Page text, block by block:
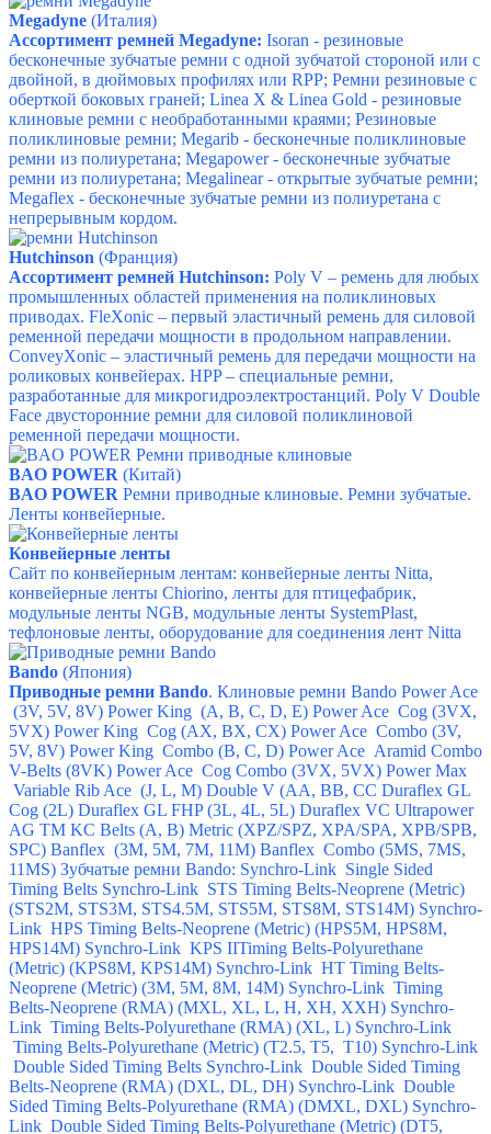
Megadyne (Италия)
Ассортимент ремней Megadyne: Isoran - резиновые
бесконечные зубчатые ремни с одной зубчатой стороной или с
двойной, в дюймовых профилях или RPP; Ремни резиновые с
оберткой боковых граней; Linea X & Linea Gold - резиновые
клиновые ремни с необработанными краями; Резиновые
поликлиновые ремни; Megarib - бесконечные поликлиновые
ремни из полиуретана; Megapower - бесконечные зубчатые
ремни из полиуретана; Megalinear - открытые зубчатые ремни;
Megaflex - бесконечные зубчатые ремни из полиуретана с
непрерывным кордом.
Hutchinson (Франция)
Ассортимент ремней Hutchinson: Poly V – ремень для любых
промышленных областей применения на поликлиновых
приводах. FleXonic – первый эластичный ремень для силовой
ременной передачи мощности в продольном направлении.
ConveyXonic – эластичный ремень для передачи мощности на
роликовых конвейерах. HPP – специальные ремни,
разработанные для микрогидроэлектростанций. Poly V Double
Face двусторонние ремни для силовой поликлиновой
ременной передачи мощности.
BAO POWER (Китай)
BAO POWER Ремни приводные клиновые. Ремни зубчатые.
Ленты конвейерные.
Конвейерные ленты
Сайт по конвейерным лентам: конвейерные ленты Nitta,
конвейерные ленты Chiorino, ленты для птицефабрик,
модульные ленты NGB, модульные ленты SystemPlast,
тефлоновые ленты, оборудование для соединения лент Nitta
Bando (Япония)
Приводные ремни Bando. Клиновые ремни Bando Power Ace
(3V, 5V, 8V) Power King (A, B, C, D, E) Power Ace Cog (3VX,
5VX) Power King Cog (AX, BX, CX) Power Ace Combo (3V,
5V, 8V) Power King Combo (B, C, D) Power Ace Aramid Combo
V-Belts (8VK) Power Ace Cog Combo (3VX, 5VX) Power Max
Variable Rib Ace (J, L, M) Double V (AA, BB, CC Duraflex GL
Cog (2L) Duraflex GL FHP (3L, 4L, 5L) Duraflex VC Ultrapower
AG TM KC Belts (A, B) Metric (XPZ/SPZ, XPA/SPA, XPB/SPB,
SPC) Banflex (3M, 5M, 7M, 11M) Banflex Combo (5MS, 7MS,
11MS) Зубчатые ремни Bando: Synchro-Link Single Sided
Timing Belts Synchro-Link STS Timing Belts-Neoprene (Metric)
(STS2M, STS3M, STS4.5M, STS5M, STS8M, STS14M) Synchro-
Link HPS Timing Belts-Neoprene (Metric) (HPS5M, HPS8M,
HPS14M) Synchro-Link KPS IITiming Belts-Polyurethane
(Metric) (KPS8M, KPS14M) Synchro-Link HT Timing Belts-
Neoprene (Metric) (3M, 5M, 8M, 14M) Synchro-Link Timing
Belts-Neoprene (RMA) (MXL, XL, L, H, XH, XXH) Synchro-
Link Timing Belts-Polyurethane (RMA) (XL, L) Synchro-Link
Timing Belts-Polyurethane (Metric) (T2.5, T5, T10) Synchro-Link
Double Sided Timing Belts Synchro-Link Double Sided Timing
Belts-Neoprene (RMA) (DXL, DL, DH) Synchro-Link Double
Sided Timing Belts-Polyurethane (RMA) (DMXL, DXL) Synchro-
Link Double Sided Timing Belts-Polyurethane (Metric) (DT5,